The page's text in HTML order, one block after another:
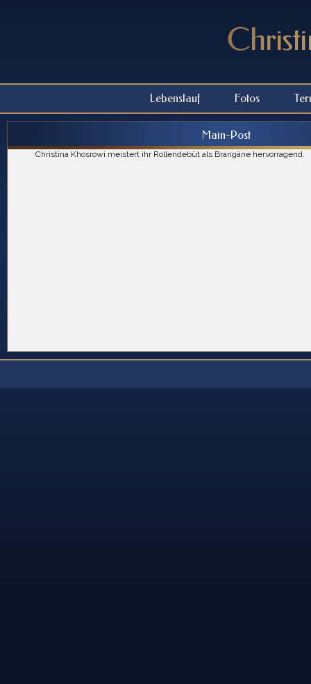
Lebenslauf Fotos
Main-Post
Christina Khosrowi meistert ihr Rollendebüt als Brangäne hervorragend.